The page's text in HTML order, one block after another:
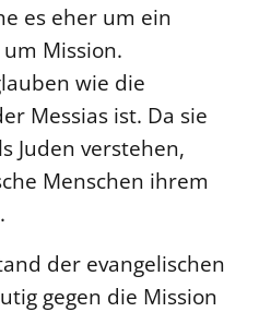
es eher um ein
Mission.
wie die
Messias ist. Da sie
Juden verstehen,
Menschen ihrem
der evangelischen
gegen die Mission